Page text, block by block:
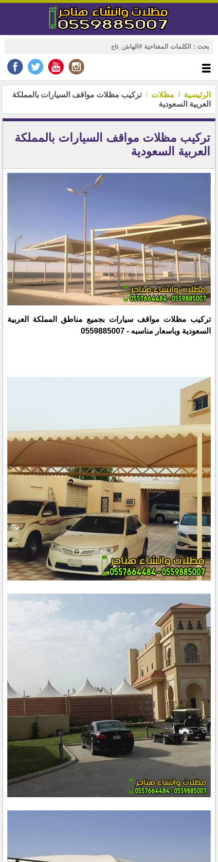
الرئيسية مظلات
تركيب مظلات مواقف السيارات بالمملكة
العربية السعودية
تركيب مظلات مواقف السيارات بالمملكة
العربية السعودية
تركيب مظلات مواقف سيارات بجميع مناطق المملكة العربية
السعودية وباسعار مناسبه - 0559885007